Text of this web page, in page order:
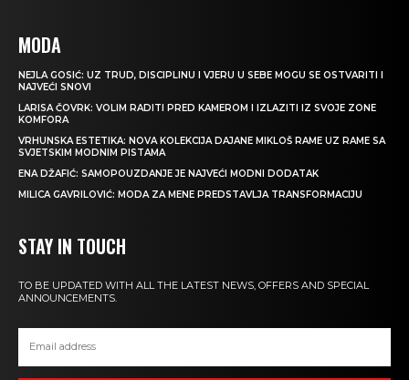
MODA
NEJLA GOSIĆ: UZ TRUD, DISCIPLINU I VJERU U SEBE MOGU SE OSTVARITI I
NAJVEĆI SNOVI
LARISA ČOVRK: VOLIM RADITI PRED KAMEROM I IZLAZITI IZ SVOJE ZONE
KOMFORA
VRHUNSKA ESTETIKA: NOVA KOLEKCIJA DAJANE MIKLOŠ RAME UZ RAME SA
SVJETSKIM MODNIM PISTAMA
ENA DŽAFIĆ: SAMOPOUZDANJE JE NAJVEĆI MODNI DODATAK
MILICA GAVRILOVIĆ: MODA ZA MENE PREDSTAVLJA TRANSFORMACIJU
STAY IN TOUCH
TO BE UPDATED WITH ALL THE LATEST NEWS, OFFERS AND SPECIAL
ANNOUNCEMENTS.